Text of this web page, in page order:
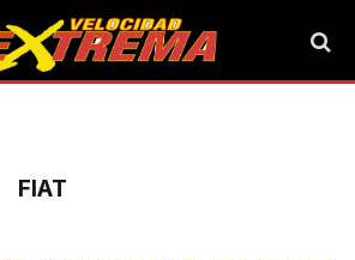
FIAT